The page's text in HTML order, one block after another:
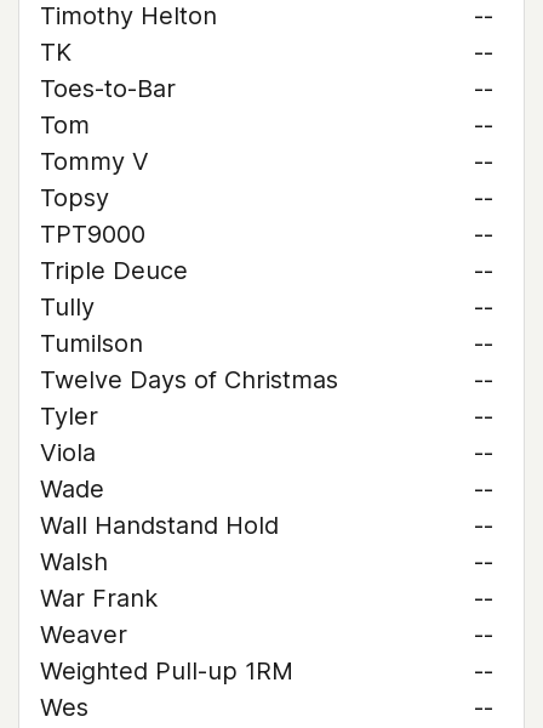
Timothy Helton
--
TK
--
Toes-to-Bar
--
Tom
--
Tommy V
--
Topsy
--
TPT9000
--
Triple Deuce
--
Tully
--
Tumilson
--
Twelve Days of Christmas
--
Tyler
--
Viola
--
Wade
--
Wall Handstand Hold
--
Walsh
--
War Frank
--
Weaver
--
Weighted Pull-up 1RM
--
Wes
--